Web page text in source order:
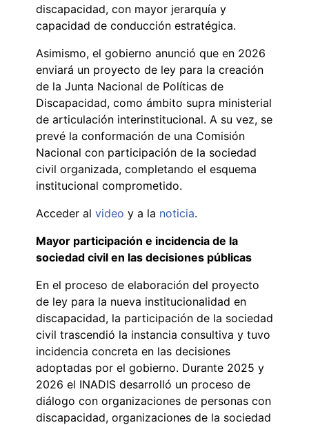
discapacidad, con mayor jerarquía y
capacidad de conducción estratégica.
Asimismo, el gobierno anunció que en 2026
enviará un proyecto de ley para la creación
de la Junta Nacional de Políticas de
Discapacidad, como ámbito supra ministerial
de articulación interinstitucional. A su vez, se
prevé la conformación de una Comisión
Nacional con participación de la sociedad
civil organizada, completando el esquema
institucional comprometido.
Acceder al video y a la noticia.
Mayor participación e incidencia de la
sociedad civil en las decisiones públicas
En el proceso de elaboración del proyecto
de ley para la nueva institucionalidad en
discapacidad, la participación de la sociedad
civil trascendió la instancia consultiva y tuvo
incidencia concreta en las decisiones
adoptadas por el gobierno. Durante 2025 y
2026 el INADIS desarrolló un proceso de
diálogo con organizaciones de personas con
discapacidad, organizaciones de la sociedad